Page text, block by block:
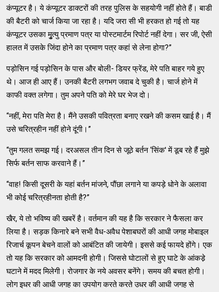
कंप्‍यूटर है। ये कंप्‍यूटर डाक्‍टरों की तरह पुलिस के सहयोगी नहीं होते हैं। बाडी
की बैटरी को चार्ज किया जा रहा है। यदि जरा सी भी हरकत हो गई तो यह
कंप्‍यूटर उसका मुृत्‍यु प्रमाण पत्र या पोस्‍टमार्टम रिपोर्ट नहीं देगा। सर जी, ऐसी
हालत में उसके जिंदा होने का प्रमाण पत्र कहां से लेना होगा?”
पड़ोसिन गई पड़ोसिन के पास और बोली- डियर फ्रेंड, मेरे पति बाहर गये हुए
थे। आज ही आए हैं। उनकी बैटरी लगभग जवाब दे चुकी है। चार्ज होने में
काफी वक्‍त लगेगा। तुम अपने पति को मेरे घर भेज दो।
“नहीं, मेरा पति मेरा है। मैंने उसकी पवित्रता बनाए रखने की कसम खाई है। मैं
उसे चरित्रहीन नहीं होने दूंगी।”
“तुम गलत समझ गई। दरअसल तीन दिन से जूठे बर्तन ‘सिंक' में डूब रहे हैं मुझे
सिर्फ बर्तन साफ करवाने हैं।”
“वाह! किसी दूसरी के यहां बर्तन मांजने, पौंछा लगाने या कपड़े धोने के अलावा
भी कोई चरित्रहीनता होती है?”
खैर, ये तो भविष्‍य की खबरें है। वर्तमान की यह है कि सरकार ने फैसला कर
लिया है। सड़क किनारे बने सभी वैध-अवैध पेशाबघरों की आधी जगह मोबाइल
रिजार्च कूपन बेचने वालों को आबंटित की जायेगी। इससे कई फायदे होंगे। एक
तो यह कि सरकार को आमदनी होगी। जिससे घोटालों से हुए घाटे के आंकडे़
घटाने में मदद मिलेगी। रोजगार के नये अवसर बनेंगे। समय की बचत होगी।
लोग इधर की आधी जगह का उपयोग करते करते उधर की आधी जगह से